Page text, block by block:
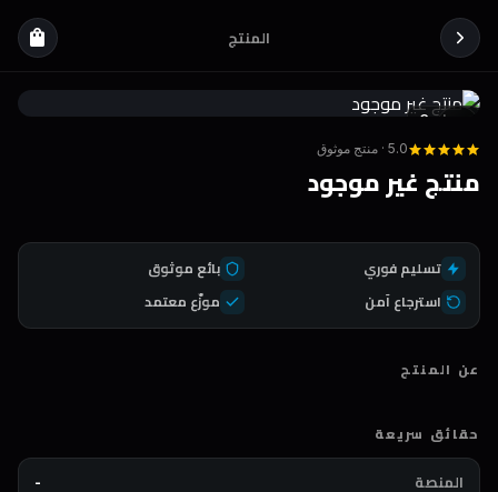
المنتج shopping_bag
Coda
5.0 · منتج موثوق
منتج غير موجود
تسليم فوري
بائع موثوق
استرجاع آمن
موزّع معتمد
عن المنتج
حقائق سريعة
المنصة
-